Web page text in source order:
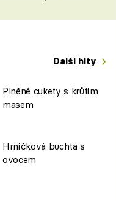
Další hity
Plněné cukety s krůtím
masem
Hrníčková buchta s
ovocem